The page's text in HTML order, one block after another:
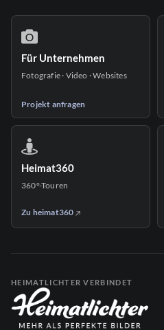
Für Unternehmen
Fotografie · Video · Websites
Projekt anfragen
Heimat360
360°-Touren
Zu heimat360
HEIMATLICHTER VERBINDET